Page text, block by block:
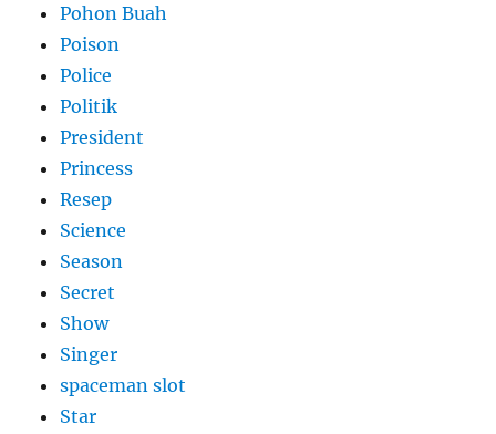
Pohon Buah
Poison
Police
Politik
President
Princess
Resep
Science
Season
Secret
Show
Singer
spaceman slot
Star